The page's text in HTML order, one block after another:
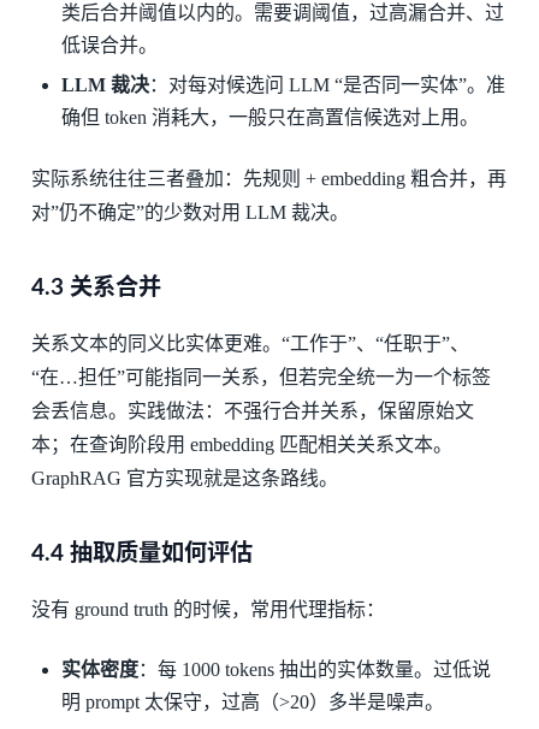
类后合并阈值以内的。需要调阈值，过高漏合并、过
低误合并。
LLM 裁决：对每对候选问 LLM “是否同一实体”。准
确但 token 消耗大，一般只在高置信候选对上用。
实际系统往往三者叠加：先规则 + embedding 粗合并，再
对”仍不确定”的少数对用 LLM 裁决。
4.3 关系合并
关系文本的同义比实体更难。“工作于”、“任职于”、
“在…担任”可能指同一关系，但若完全统一为一个标签
会丢信息。实践做法：不强行合并关系，保留原始文
本；在查询阶段用 embedding 匹配相关关系文本。
GraphRAG 官方实现就是这条路线。
4.4 抽取质量如何评估
没有 ground truth 的时候，常用代理指标：
实体密度：每 1000 tokens 抽出的实体数量。过低说
明 prompt 太保守，过高（>20）多半是噪声。